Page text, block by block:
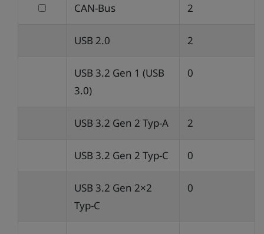
als
filtern
CAN-Bus 2
USB 2.0 2
USB 3.2 Gen 1 (USB
3.0)
0
USB 3.2 Gen 2 Typ-A 2
USB 3.2 Gen 2 Typ-C 0
USB 3.2 Gen 2×2
Typ-C
0